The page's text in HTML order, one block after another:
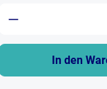
In den